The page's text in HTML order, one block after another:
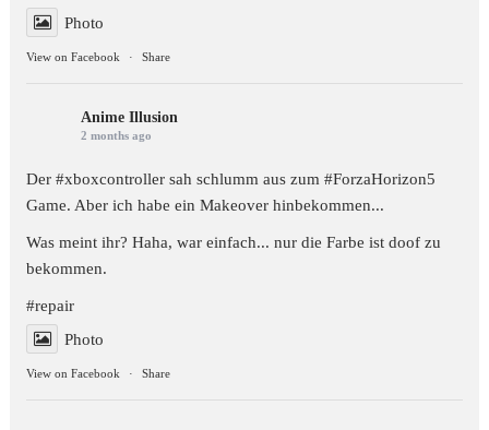
Photo
View on Facebook · Share
Anime Illusion
2 months ago
Der #xboxcontroller sah schlumm aus zum#ForzaHorizon5
Game. Aber ich habe ein Makeover hinbekommen...
Was meint ihr? Haha, war einfach... nur die Farbe ist doof zu
bekommen.
#repair
Photo
View on Facebook · Share